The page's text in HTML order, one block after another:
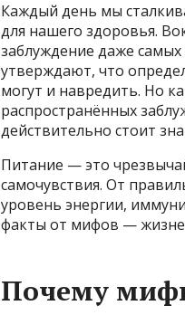
Каждый день мы
для нашего здоровья.
заблуждение даже
утверждают, что
могут и навредить. Но
распространённых
действительно стоит
Питание — это
самочувствия. От
уровень энергии,
факты от мифов —
Почему